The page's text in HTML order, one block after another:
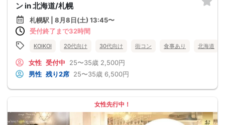
ン in 北海道/札幌
札幌駅 | 8月8日(土) 13:45〜
受付終了まで32時間
KOIKOI 20代向け 30代向け 街コン 食事あり 北海道
女性 受付中 25〜35歳 2,500円
男性 残り2席 25〜35歳 6,500円
女性先行中！